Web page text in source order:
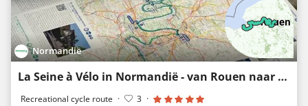
Normandië
La Seine à Vélo in Normandië - van Rouen naar Deauville
Recreational cycle route · 3 ·